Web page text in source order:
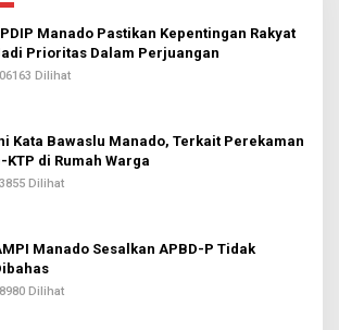
Manado Pastikan Kepentingan Rakyat
Prioritas Dalam Perjuangan
Dilihat
Kata Bawaslu Manado, Terkait Perekaman
KTP di Rumah Warga
Dilihat
Manado Sesalkan APBD-P Tidak
Dilihat